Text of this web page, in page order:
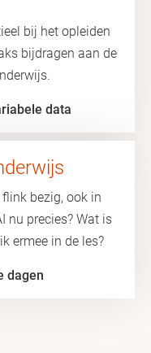
bij het opleiden
bijdragen aan de
data
bezig, ook in
nu precies? Wat is
ermee in de les?
dagen